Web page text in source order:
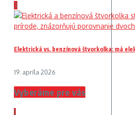
3
Elektrická vs. benzínová štvorkolka: má
19. apríla 2026
Vyberáme pre vás
1